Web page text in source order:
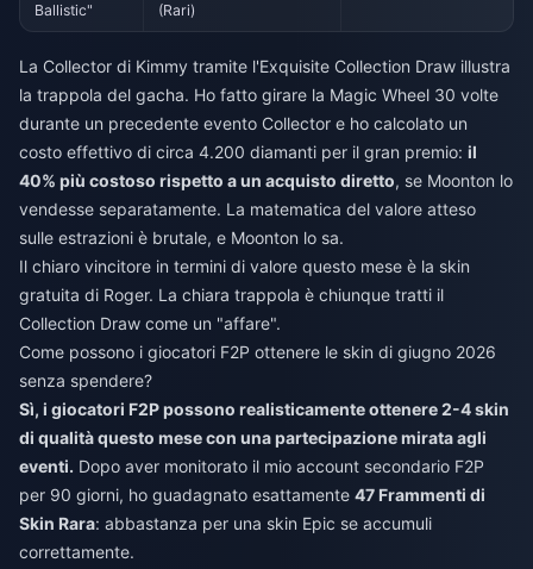
Ballistic"
(Rari)
La Collector di Kimmy tramite l'Exquisite Collection Draw illustra
la trappola del gacha. Ho fatto girare la Magic Wheel 30 volte
durante un precedente evento Collector e ho calcolato un
costo effettivo di circa 4.200 diamanti per il gran premio: il
40% più costoso rispetto a un acquisto diretto, se Moonton lo
vendesse separatamente. La matematica del valore atteso
sulle estrazioni è brutale, e Moonton lo sa.
Il chiaro vincitore in termini di valore questo mese è la skin
gratuita di Roger. La chiara trappola è chiunque tratti il
Collection Draw come un "affare".
Come possono i giocatori F2P ottenere le skin di giugno 2026
senza spendere?
Sì, i giocatori F2P possono realisticamente ottenere 2-4 skin
di qualità questo mese con una partecipazione mirata agli
eventi. Dopo aver monitorato il mio account secondario F2P
per 90 giorni, ho guadagnato esattamente 47 Frammenti di
Skin Rara: abbastanza per una skin Epic se accumuli
correttamente.